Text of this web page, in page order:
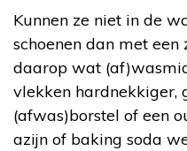
Kunnen ze niet in de
schoenen dan met
daarop wat
vlekken hardnekkiger,
(afwas)borstel of een
azijn of baking soda